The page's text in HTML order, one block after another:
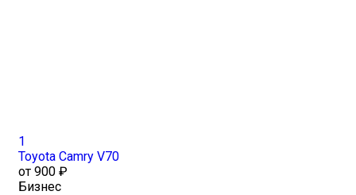
1
Toyota Camry V70
от 900 ₽
Бизнес